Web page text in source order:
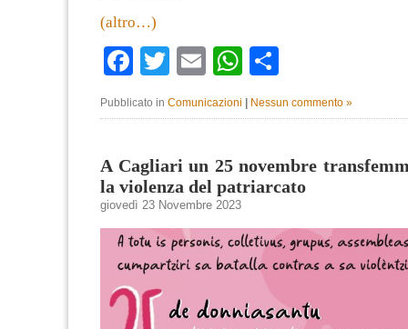
(altro…)
Facebook
TwitterEmailWhatsApp
Pubblicato in Comunicazioni Nessun commento »
A Cagliari un 25 novembre
la violenza del patriarcato
giovedì 23 Novembre 2023